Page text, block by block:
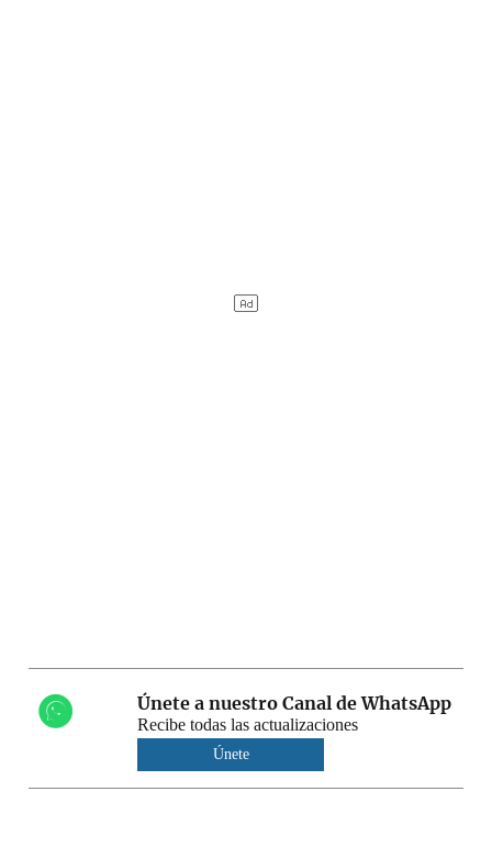
Únete a nuestro Canal de WhatsApp
Recibe todas las actualizaciones
Únete